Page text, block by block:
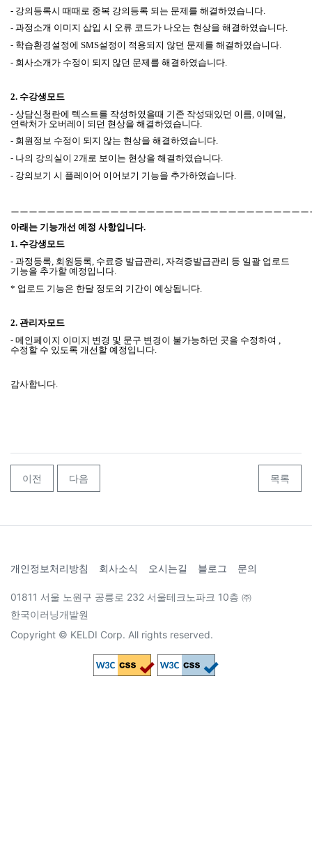
- 강의등록시 때때로 중복 강의등록 되는 문제를 해결하였습니다.
- 과정소개 이미지 삽입 시 오류 코드가 나오는 현상을 해결하였습니다.
- 학습환경설정에 SMS설정이 적용되지 않던 문제를 해결하였습니다.
- 회사소개가 수정이 되지 않던 문제를 해결하였습니다.
2. 수강생모드
- 상담신청란에 텍스트를 작성하였을때 기존 작성돼있던 이름, 이메일,
연락처가 오버레이 되던 현상을 해결하였습니다.
- 회원정보 수정이 되지 않는 현상을 해결하였습니다.
- 나의 강의실이 2개로 보이는 현상을 해결하였습니다.
- 강의보기 시 플레이어 이어보기 기능을 추가하였습니다.
ㅡㅡㅡㅡㅡㅡㅡㅡㅡㅡㅡㅡㅡㅡㅡㅡㅡㅡㅡㅡㅡㅡㅡㅡㅡㅡㅡㅡㅡㅡㅡㅡ
아래는 기능개선 예정 사항입니다.
1. 수강생모드
- 과정등록, 회원등록, 수료증 발급관리, 자격증발급관리 등 일괄 업로드
기능을 추가할 예정입니다.
* 업로드 기능은 한달 정도의 기간이 예상됩니다.
2. 관리자모드
- 메인페이지 이미지 변경 및 문구 변경이 불가능하던 곳을 수정하여 ,
수정할 수 있도록 개선할 예정입니다.
감사합니다
이전 다음 목록
개인정보처리방침 회사소식 오시는길 블로그 문의
01811 서울 노원구 공릉로 232 서울테크노파크 10층 ㈜
한국이러닝개발원
Copyright © KELDI Corp. All rights reserved.